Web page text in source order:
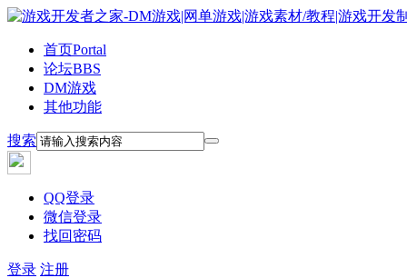
首页Portal
论坛BBS
DM游戏
其他功能
搜索
QQ登录
微信登录
找回密码
登录 注册